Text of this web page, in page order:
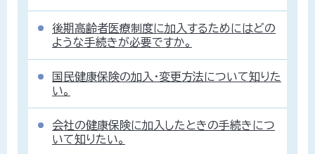
後期高齢者医療制度に加入するためにはどの
ような手続きが必要ですか。
国民健康保険の加入・変更方法について知りた
い。
会社の健康保険に加入したときの手続きにつ
いて知りたい。